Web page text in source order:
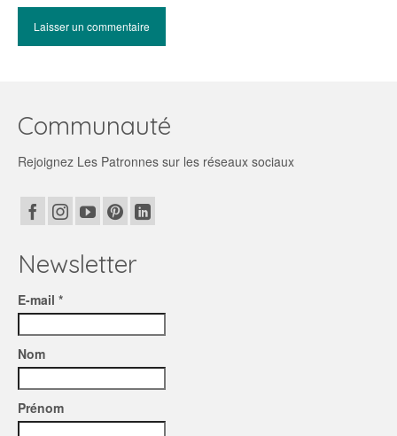
Communauté
Rejoignez Les Patronnes sur les réseaux sociaux
Newsletter
E-mail *
Nom
Prénom